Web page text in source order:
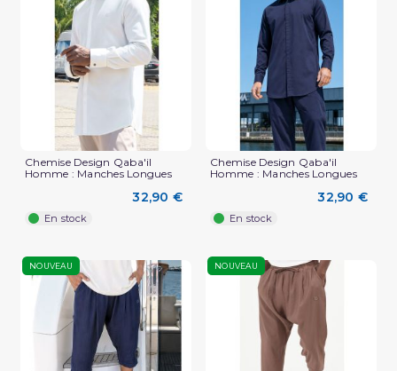
Chemise Design Qaba'il
Homme : Manches Longues
32,90 €
En stock
Chemise Design Qaba'il
Homme : Manches Longues
32,90 €
En stock
NOUVEAU NOUVEAU